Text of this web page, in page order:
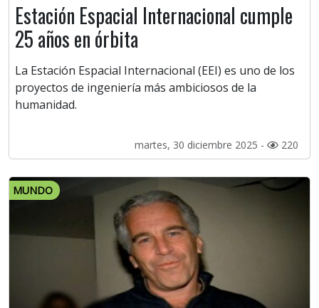
Estación Espacial Internacional cumple
25 años en órbita
La Estación Espacial Internacional (EEI) es uno de los
proyectos de ingeniería más ambiciosos de la
humanidad.
martes, 30 diciembre 2025 - 220
MUNDO